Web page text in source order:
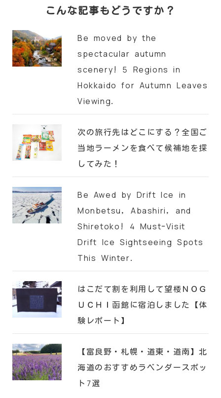
こんな記事もどうですか？
Be moved by the
spectacular autumn
scenery! 5 Regions in
Hokkaido for Autumn Leaves
Viewing.
次の旅行先はどこにする？全国ご
当地ラーメンを食べて候補地を探
してみた！
Be Awed by Drift Ice in
Monbetsu, Abashiri, and
Shiretoko! 4 Must-Visit
Drift Ice Sightseeing Spots
This Winter.
はこだて割を利用して望楼ＮＯＧ
ＵＣＨＩ函館に宿泊しました【体
験レポート】
【富良野・札幌・道東・道南】北
海道のおすすめラベンダースポッ
ト7選